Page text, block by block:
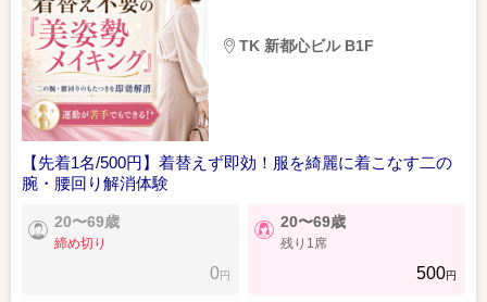
TK 新都心ビル B1F
【先着1名/500円】着替えず即効！服を綺麗に着こなす二の
腕・腰回り解消体験
20〜69歳
締め切り
0円
20〜69歳
残り1席
500円